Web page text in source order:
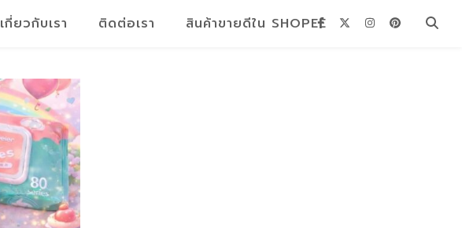
เกี่ยวกับเรา ติดต่อเรา สินค้าขายดีใน SHOPEE